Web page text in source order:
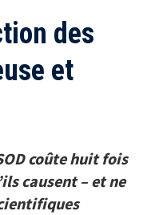
des
et
coûte huit fois
causent – et ne